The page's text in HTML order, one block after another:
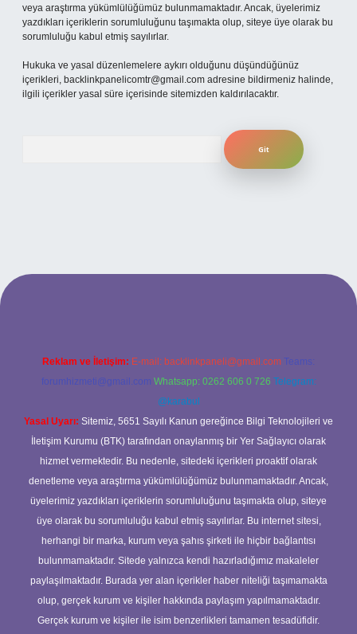
veya araştırma yükümlülüğümüz bulunmamaktadır. Ancak, üyelerimiz
yazdıkları içeriklerin sorumluluğunu taşımakta olup, siteye üye olarak bu
sorumluluğu kabul etmiş sayılırlar.
Hukuka ve yasal düzenlemelere aykırı olduğunu düşündüğünüz
içerikleri, backlinkpanelicomtr@gmail.com adresine bildirmeniz halinde,
ilgili içerikler yasal süre içerisinde sitemizden kaldırılacaktır.
Reklam ve İletişim: E-mail: backlinkpaneli@gmail.com Teams:
forumhizmeti@gmail.com Whatsapp: 0262 606 0 726 Telegram:
@karabul
Yasal Uyarı: Sitemiz, 5651 Sayılı Kanun gereğince Bilgi Teknolojileri ve
İletişim Kurumu (BTK) tarafından onaylanmış bir Yer Sağlayıcı olarak
hizmet vermektedir. Bu nedenle, sitedeki içerikleri proaktif olarak
denetleme veya araştırma yükümlülüğümüz bulunmamaktadır. Ancak,
üyelerimiz yazdıkları içeriklerin sorumluluğunu taşımakta olup, siteye
üye olarak bu sorumluluğu kabul etmiş sayılırlar. Bu internet sitesi,
herhangi bir marka, kurum veya şahıs şirketi ile hiçbir bağlantısı
bulunmamaktadır. Sitede yalnızca kendi hazırladığımız makaleler
paylaşılmaktadır. Burada yer alan içerikler haber niteliği taşımamakta
olup, gerçek kurum ve kişiler hakkında paylaşım yapılmamaktadır.
Gerçek kurum ve kişiler ile isim benzerlikleri tamamen tesadüfidir.